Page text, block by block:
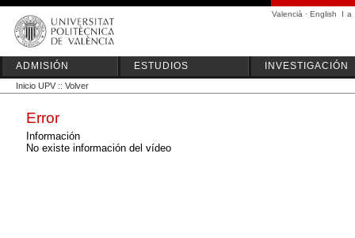
Valencià · English I a
ADMISIÓN ESTUDIOS INVESTIGACIÓN
Inicio UPV :: Volver
Error
Información
No existe información del vídeo